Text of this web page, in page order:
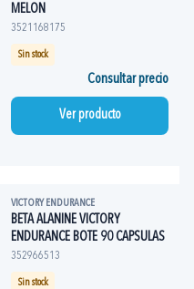
MELON
3521168175
Sin stock
Consultar precio
Ver producto
VICTORY ENDURANCE
BETA ALANINE VICTORY
ENDURANCE BOTE 90 CAPSULAS
352966513
Sin stock